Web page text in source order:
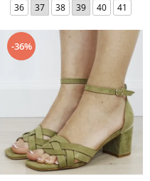
36 37 38 39 40 41
-36%